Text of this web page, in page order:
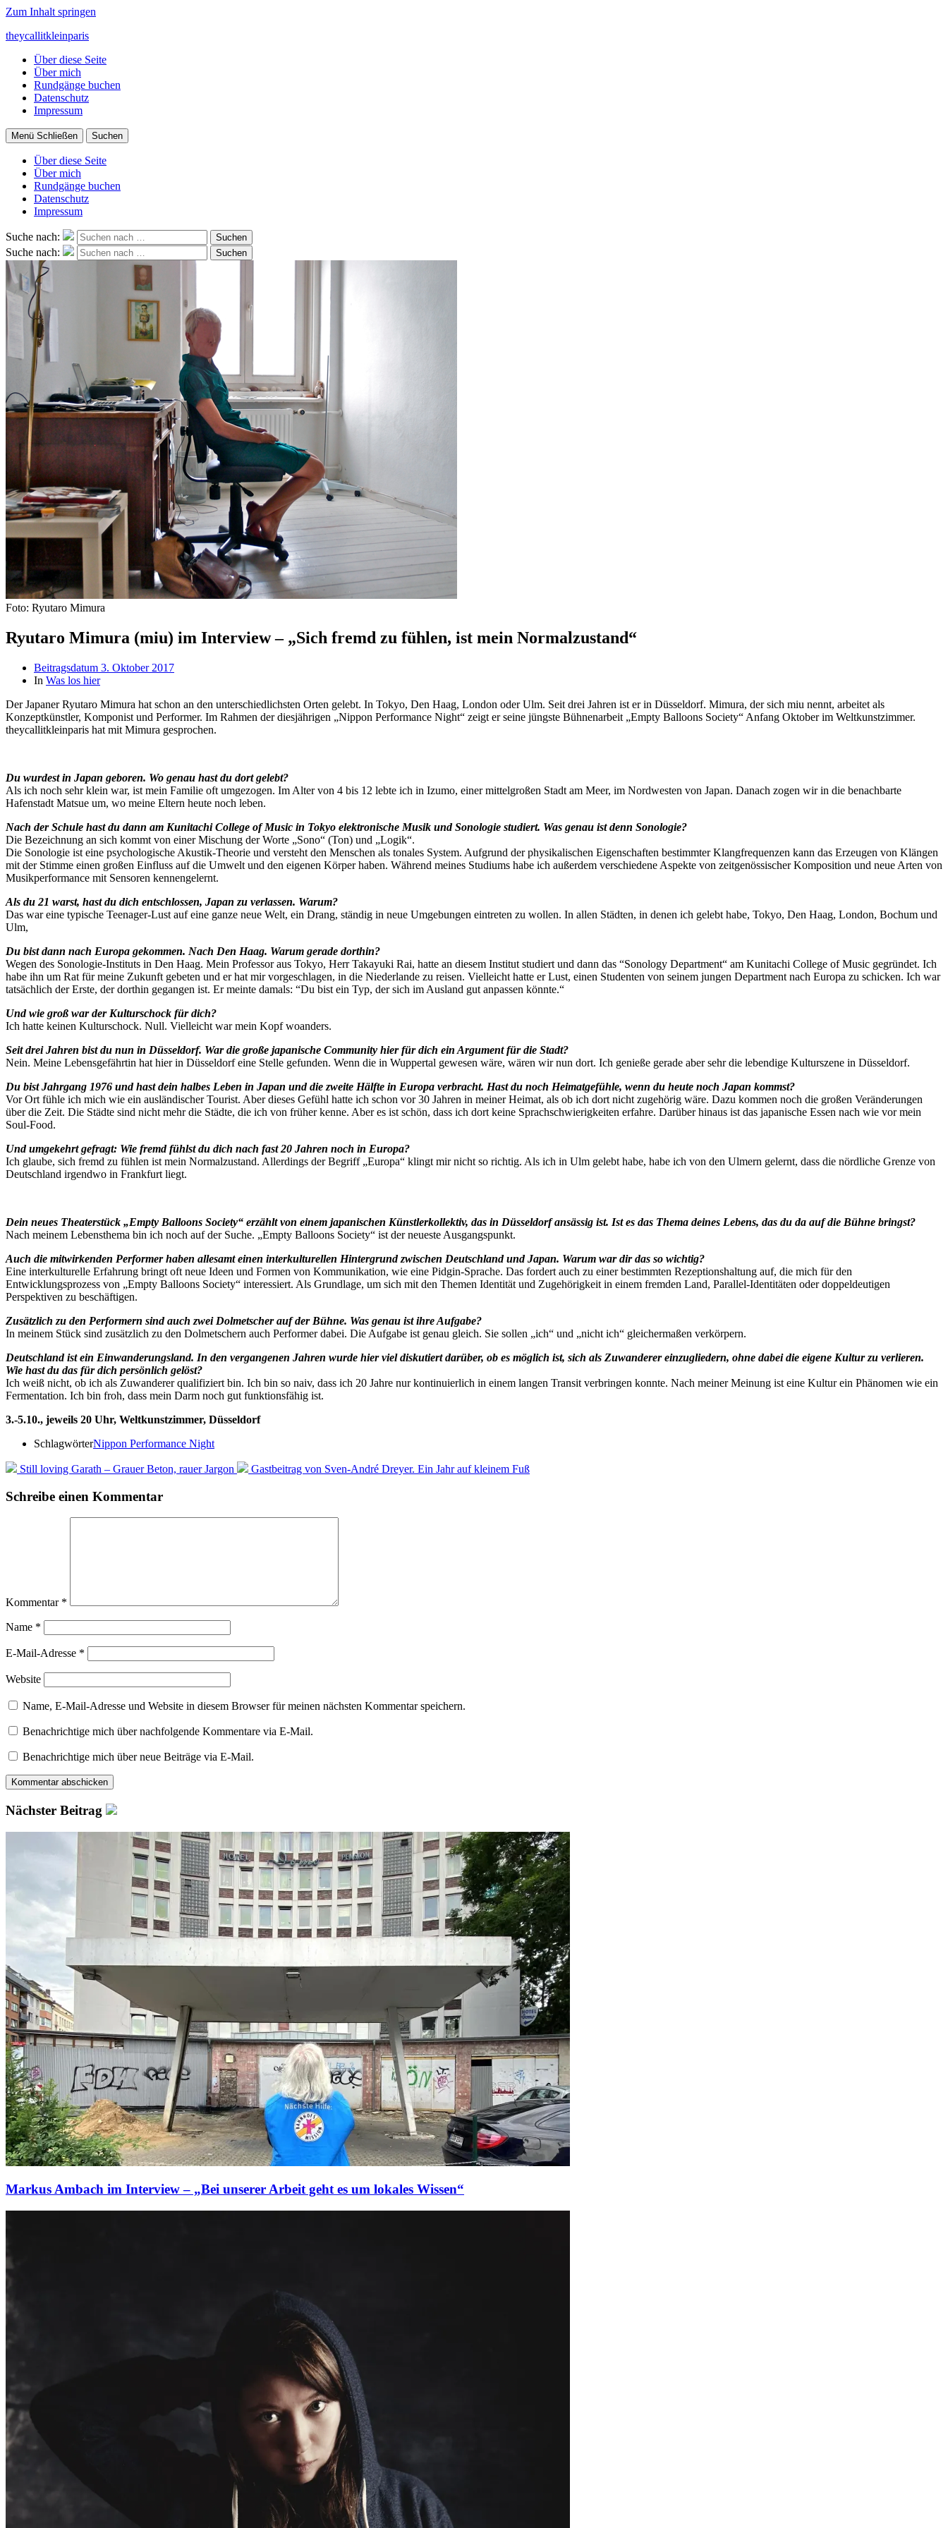
Zum Inhalt springen
theycallitkleinparis
Über diese Seite
Über mich
Rundgänge buchen
Datenschutz
Impressum
Menü Schließen Suchen
Über diese Seite
Über mich
Rundgänge buchen
Datenschutz
Impressum
Suche nach: Suchen
Suche nach: Suchen
Foto: Ryutaro Mimura
Ryutaro Mimura (miu) im Interview – „Sich fremd zu fühlen, ist mein Normalzustand“
Beitragsdatum 3. Oktober 2017
In Was los hier
Der Japaner Ryutaro Mimura hat schon an den unterschiedlichsten Orten gelebt. In Tokyo, Den Haag, London oder Ulm. Seit drei Jahren ist er in Düsseldorf. Mimura, der sich miu nennt, arbeitet als
Konzeptkünstler, Komponist und Performer. Im Rahmen der diesjährigen „Nippon Performance Night“ zeigt er seine jüngste Bühnenarbeit „Empty Balloons Society“ Anfang Oktober im Weltkunstzimmer.
theycallitkleinparis hat mit Mimura gesprochen.
Du wurdest in Japan geboren. Wo genau hast du dort gelebt?
Als ich noch sehr klein war, ist mein Familie oft umgezogen. Im Alter von 4 bis 12 lebte ich in Izumo, einer mittelgroßen Stadt am Meer, im Nordwesten von Japan. Danach zogen wir in die benachbarte
Hafenstadt Matsue um, wo meine Eltern heute noch leben.
Nach der Schule hast du dann am Kunitachi College of Music in Tokyo elektronische Musik und Sonologie studiert. Was genau ist denn Sonologie?
Die Bezeichnung an sich kommt von einer Mischung der Worte „Sono“ (Ton) und „Logik“.
Die Sonologie ist eine psychologische Akustik-Theorie und versteht den Menschen als tonales System. Aufgrund der physikalischen Eigenschaften bestimmter Klangfrequenzen kann das Erzeugen von Klängen
mit der Stimme einen großen Einfluss auf die Umwelt und den eigenen Körper haben. Während meines Studiums habe ich außerdem verschiedene Aspekte von zeitgenössischer Komposition und neue Arten von
Musikperformance mit Sensoren kennengelernt.
Als du 21 warst, hast du dich entschlossen, Japan zu verlassen. Warum?
Das war eine typische Teenager-Lust auf eine ganze neue Welt, ein Drang, ständig in neue Umgebungen eintreten zu wollen. In allen Städten, in denen ich gelebt habe, Tokyo, Den Haag, London, Bochum und
Ulm,
Du bist dann nach Europa gekommen. Nach Den Haag. Warum gerade dorthin?
Wegen des Sonologie-Instituts in Den Haag. Mein Professor aus Tokyo, Herr Takayuki Rai, hatte an diesem Institut studiert und dann das “Sonology Department“ am Kunitachi College of Music gegründet. Ich
habe ihn um Rat für meine Zukunft gebeten und er hat mir vorgeschlagen, in die Niederlande zu reisen. Vielleicht hatte er Lust, einen Studenten von seinem jungen Department nach Europa zu schicken. Ich war
tatsächlich der Erste, der dorthin gegangen ist. Er meinte damals: “Du bist ein Typ, der sich im Ausland gut anpassen könnte.“
Und wie groß war der Kulturschock für dich?
Ich hatte keinen Kulturschock. Null. Vielleicht war mein Kopf woanders.
Seit drei Jahren bist du nun in Düsseldorf. War die große japanische Community hier für dich ein Argument für die Stadt?
Nein. Meine Lebensgefährtin hat hier in Düsseldorf eine Stelle gefunden. Wenn die in Wuppertal gewesen wäre, wären wir nun dort. Ich genieße gerade aber sehr die lebendige Kulturszene in Düsseldorf.
Du bist Jahrgang 1976 und hast dein halbes Leben in Japan und die zweite Hälfte in Europa verbracht. Hast du noch Heimatgefühle, wenn du heute noch Japan kommst?
Vor Ort fühle ich mich wie ein ausländischer Tourist. Aber dieses Gefühl hatte ich schon vor 30 Jahren in meiner Heimat, als ob ich dort nicht zugehörig wäre. Dazu kommen noch die großen Veränderungen
über die Zeit. Die Städte sind nicht mehr die Städte, die ich von früher kenne. Aber es ist schön, dass ich dort keine Sprachschwierigkeiten erfahre. Darüber hinaus ist das japanische Essen nach wie vor mein
Soul-Food.
Und umgekehrt gefragt: Wie fremd fühlst du dich nach fast 20 Jahren noch in Europa?
Ich glaube, sich fremd zu fühlen ist mein Normalzustand. Allerdings der Begriff „Europa“ klingt mir nicht so richtig. Als ich in Ulm gelebt habe, habe ich von den Ulmern gelernt, dass die nördliche Grenze von
Deutschland irgendwo in Frankfurt liegt.
Dein neues Theaterstück „Empty Balloons Society“ erzählt von einem japanischen Künstlerkollektiv, das in Düsseldorf ansässig ist. Ist es das Thema deines Lebens, das du da auf die Bühne bringst?
Nach meinem Lebensthema bin ich noch auf der Suche. „Empty Balloons Society“ ist der neueste Ausgangspunkt.
Auch die mitwirkenden Performer haben allesamt einen interkulturellen Hintergrund zwischen Deutschland und Japan. Warum war dir das so wichtig?
Eine interkulturelle Erfahrung bringt oft neue Ideen und Formen von Kommunikation, wie eine Pidgin-Sprache. Das fordert auch zu einer bestimmten Rezeptionshaltung auf, die mich für den
Entwicklungsprozess von „Empty Balloons Society“ interessiert. Als Grundlage, um sich mit den Themen Identität und Zugehörigkeit in einem fremden Land, Parallel-Identitäten oder doppeldeutigen
Perspektiven zu beschäftigen.
Zusätzlich zu den Performern sind auch zwei Dolmetscher auf der Bühne. Was genau ist ihre Aufgabe?
In meinem Stück sind zusätzlich zu den Dolmetschern auch Performer dabei. Die Aufgabe ist genau gleich. Sie sollen „ich“ und „nicht ich“ gleichermaßen verkörpern.
Deutschland ist ein Einwanderungsland. In den vergangenen Jahren wurde hier viel diskutiert darüber, ob es möglich ist, sich als Zuwanderer einzugliedern, ohne dabei die eigene Kultur zu verlieren.
Wie hast du das für dich persönlich gelöst?
Ich weiß nicht, ob ich als Zuwanderer qualifiziert bin. Ich bin so naiv, dass ich 20 Jahre nur kontinuierlich in einem langen Transit verbringen konnte. Nach meiner Meinung ist eine Kultur ein Phänomen wie ein
Fermentation. Ich bin froh, dass mein Darm noch gut funktionsfähig ist.
3.-5.10., jeweils 20 Uhr, Weltkunstzimmer, Düsseldorf
SchlagwörterNippon Performance Night
Still loving Garath – Grauer Beton, rauer Jargon Gastbeitrag von Sven-André Dreyer. Ein Jahr auf kleinem Fuß
Schreibe einen Kommentar
Kommentar *
Name *
E-Mail-Adresse *
Website
Name, E-Mail-Adresse und Website in diesem Browser für meinen nächsten Kommentar speichern.
Benachrichtige mich über nachfolgende Kommentare via E-Mail.
Benachrichtige mich über neue Beiträge via E-Mail.
Nächster Beitrag
Markus Ambach im Interview – „Bei unserer Arbeit geht es um lokales Wissen“